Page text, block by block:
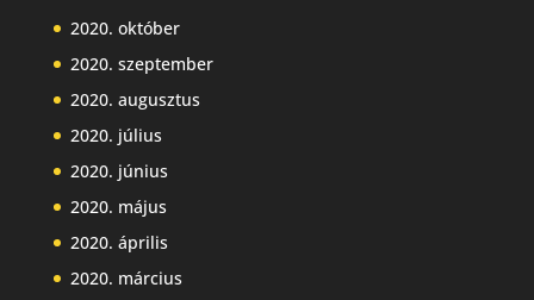
2020. október
2020. szeptember
2020. augusztus
2020. július
2020. június
2020. május
2020. április
2020. március